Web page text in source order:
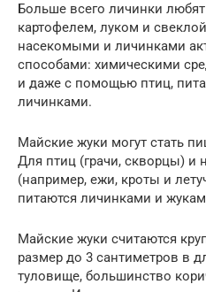
Больше всего личинки
картофелем, луком и
насекомыми и личинками
способами: химическими
и даже с помощью птиц,
личинками.
Майские жуки могут стать
Для птиц (грачи, скворцы) и
(например, ежи, кроты и
питаются личинками и
Майские жуки считаются
размер до 3 сантиметров в
туловище, большинство